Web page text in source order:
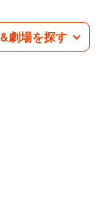
劇場を探す